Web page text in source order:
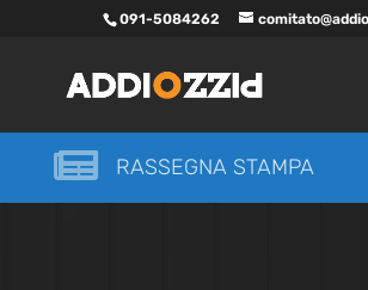
091-5084262
 RASSEGNA STAMPA